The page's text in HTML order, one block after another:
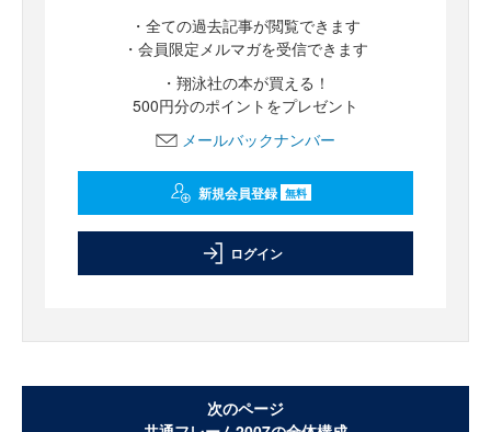
・全ての過去記事が閲覧できます
・会員限定メルマガを受信できます
・翔泳社の本が買える！
500円分のポイントをプレゼント
メールバックナンバー
新規会員登録 無料
ログイン
次のページ